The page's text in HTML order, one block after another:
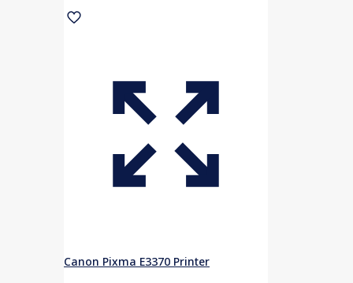
Canon Pixma E3370 Printer